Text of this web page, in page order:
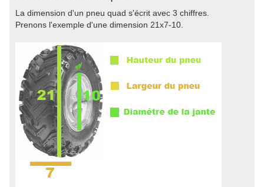
La dimension d'un pneu quad s'écrit avec 3 chiffres.
Prenons l'exemple d'une dimension 21x7-10.